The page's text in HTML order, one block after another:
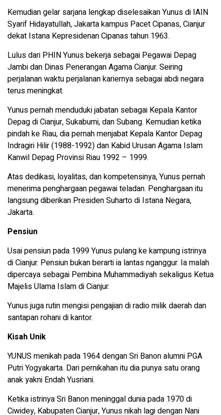
Kemudian gelar sarjana lengkap diselesaikan Yunus di IAIN
Syarif Hidayatullah, Jakarta kampus Pacet Cipanas, Cianjur
dekat Istana Kepresidenan Cipanas tahun 1963.
Lulus dari PHIN Yunus bekerja sebagai Pegawai Depag
Jambi dan Dinas Penerangan Agama Cianjur. Seiring
perjalanan waktu perjalanan kariernya sebagai abdi negara
terus meningkat.
Yunus pernah menduduki jabatan sebagai Kepala Kantor
Depag di Cianjur, Sukabumi, dan Subang. Kemudian ketika
pindah ke Riau, dia pernah menjabat Kepala Kantor Depag
Indragiri Hilir (1988-1992) dan Kabid Urusan Agama Islam
Kanwil Depag Provinsi Riau 1992 – 1999.
Atas dedikasi, loyalitas, dan kompetensinya, Yunus pernah
menerima penghargaan pegawai teladan. Penghargaan itu
langsung diberikan Presiden Suharto di Istana Negara,
Jakarta.
Pensiun
Usai pensiun pada 1999 Yunus pulang ke kampung istrinya
di Cianjur. Pensiun bukan berarti ia lantas nganggur. Ia malah
dipercaya sebagai Pembina Muhammadiyah sekaligus Ketua
Majelis Ulama Islam di Cianjur.
Yunus juga rutin mengisi pengajian di radio milik daerah dan
santapan rohani di kantor.
Kisah Unik
YUNUS menikah pada 1964 dengan Sri Banon alumni PGA
Putri Yogyakarta. Dari pernikahan itu dia punya satu orang
anak yakni Endah Yusriani.
Ketika istrinya Sri Banon meninggal dunia pada 1970 di
Ciwidey, Kabupaten Cianjur, Yunus nikah lagi dengan Nani